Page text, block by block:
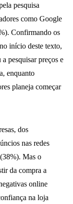
pesquisa
como Google
Confirmando os
início deste texto,
pesquisar preços e
enquanto
planeja começar
dos
nas redes
Mas o
da compra a
online
na loja